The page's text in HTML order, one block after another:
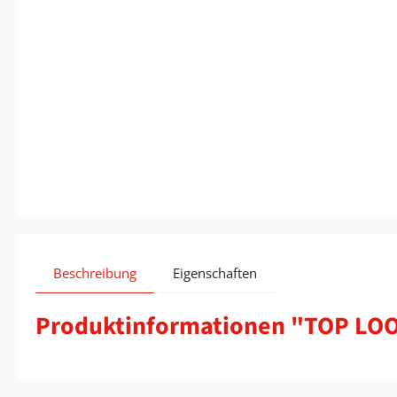
Beschreibung Eigenschaften
Produktinformationen "TOP